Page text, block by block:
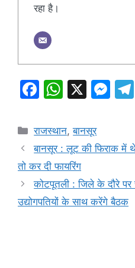
रहा है।
F
c
e
b
o
o
W
at
s
A
p
p
X
M
s
n
g
Categories
राजस्थान,बानसूर
बानसूर : लूट की फिराक में
तो कर दी फायरिंग
कोटपूतली : जिले के दौरे पर
उद्योगपतियों के साथ करेंगे बैठक